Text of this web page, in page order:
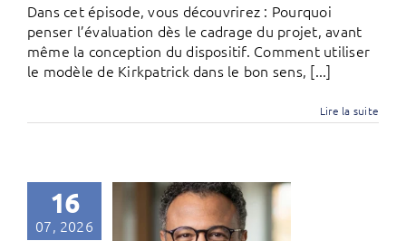
Dans cet épisode, vous découvrirez : Pourquoi
penser l’évaluation dès le cadrage du projet, avant
même la conception du dispositif. Comment utiliser
le modèle de Kirkpatrick dans le bon sens, [...]
Lire la suite
16
07, 2026